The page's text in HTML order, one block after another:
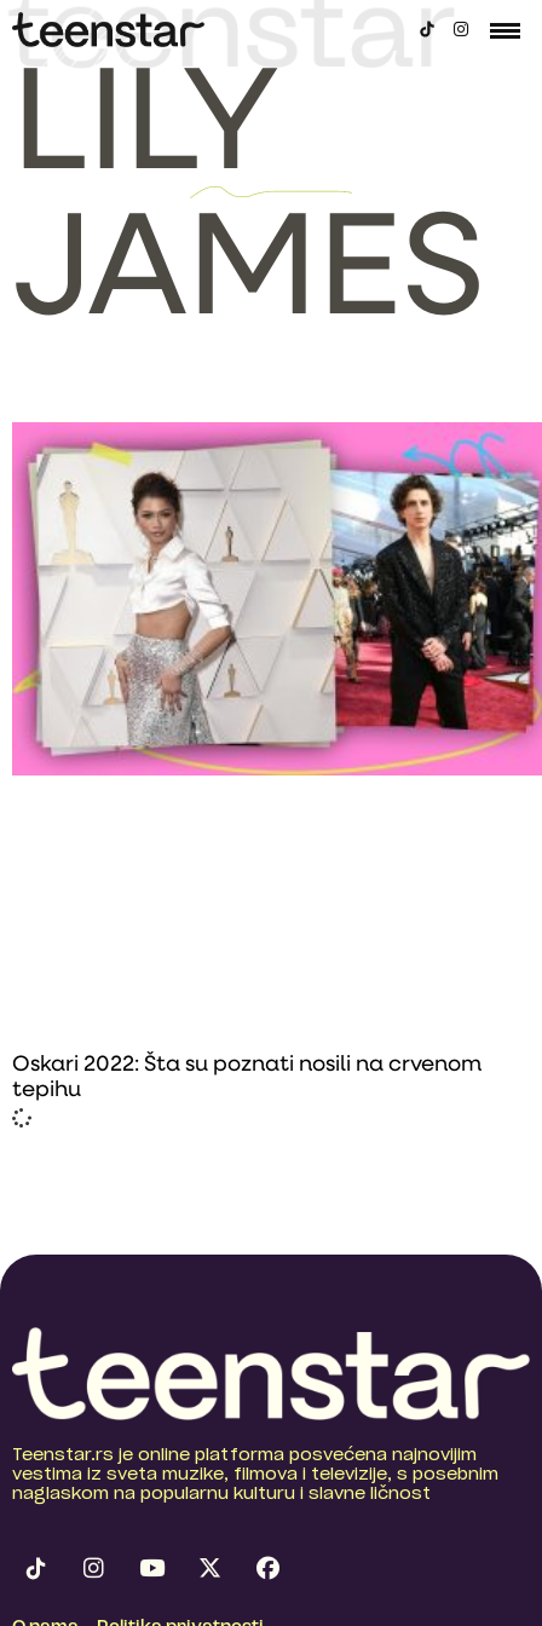
LILY
JAMES
Oskari 2022: Šta su poznati nosili na crvenom
tepihu
Teenstar.rs je online platforma posvećena najnovijim
vestima iz sveta muzike, filmova i televizije, s posebnim
naglaskom na popularnu kulturu i slavne ličnost